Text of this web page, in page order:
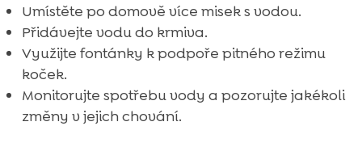
Umístěte po domově více misek s vodou.
Přidávejte vodu do krmiva.
Využijte fontánky k podpoře pitného režimu
koček.
Monitorujte spotřebu vody a pozorujte jakékoli
změny v jejich chování.